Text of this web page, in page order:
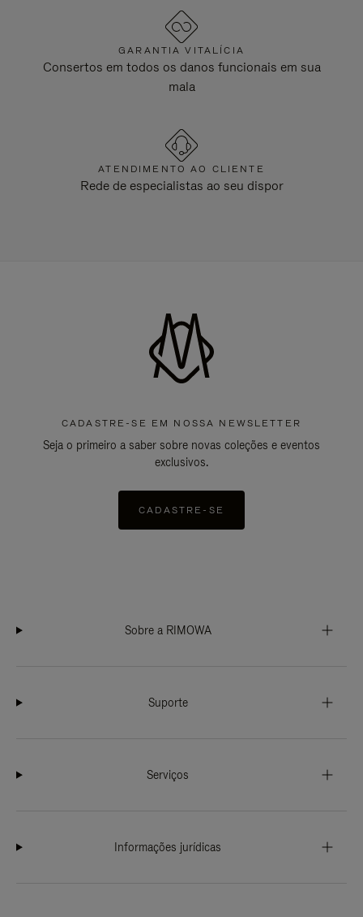
GARANTIA VITALÍCIA
Consertos em todos os danos funcionais em sua
mala
ATENDIMENTO AO CLIENTE
Rede de especialistas ao seu dispor
CADASTRE-SE EM NOSSA NEWSLETTER
Seja o primeiro a saber sobre novas coleções e eventos
exclusivos.
CADASTRE-SE
Sobre a RIMOWA
Suporte
Serviços
Informações jurídicas